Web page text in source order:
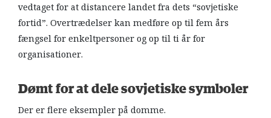
vedtaget for at distancere landet fra dets “sovjetiske
fortid”. Overtrædelser kan medføre op til fem års
fængsel for enkeltpersoner og op til ti år for
organisationer.
Dømt for at dele sovjetiske symboler
Der er flere eksempler på domme.